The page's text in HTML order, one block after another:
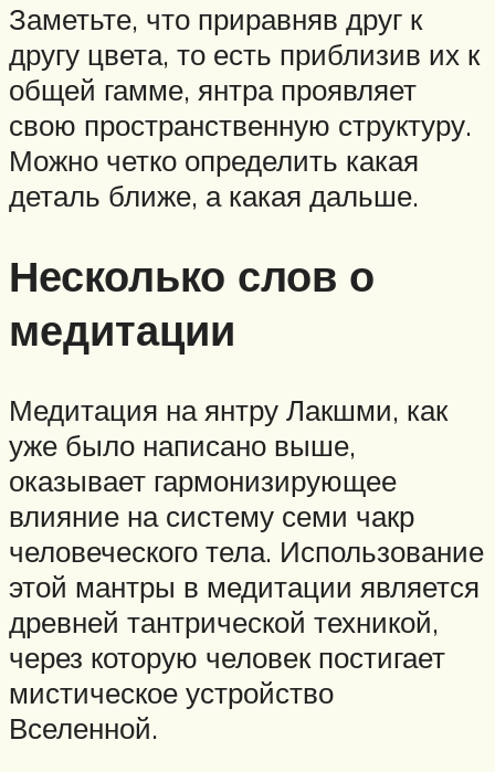
Заметьте, что приравняв друг к
другу цвета, то есть приблизив их к
общей гамме, янтра проявляет
свою пространственную структуру.
Можно четко определить какая
деталь ближе, а какая дальше.
Несколько слов о
медитации
Медитация на янтру Лакшми, как
уже было написано выше,
оказывает гармонизирующее
влияние на систему семи чакр
человеческого тела. Использование
этой мантры в медитации является
древней тантрической техникой,
через которую человек постигает
мистическое устройство
Вселенной.